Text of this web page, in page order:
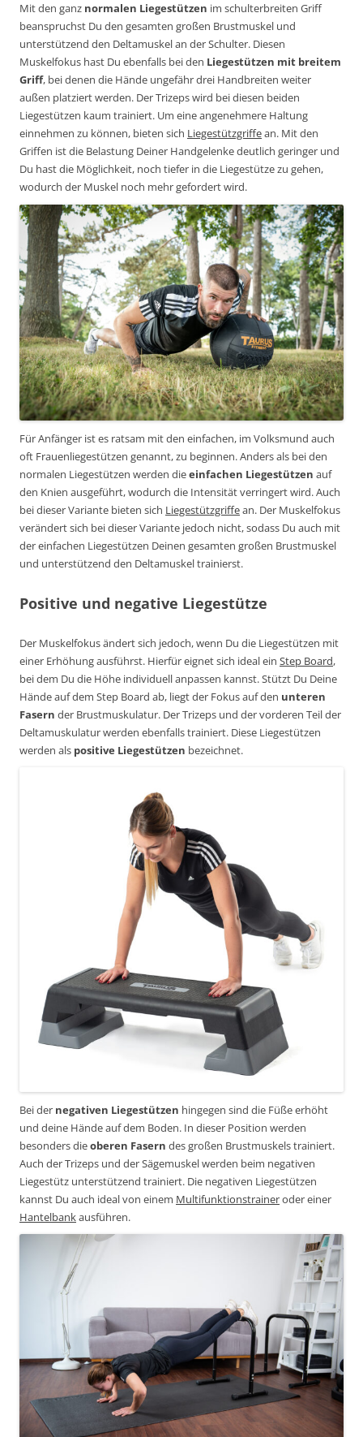
Mit den ganz normalen Liegestützen im schulterbreiten Griff
beanspruchst Du den gesamten großen Brustmuskel und
unterstützend den Deltamuskel an der Schulter. Diesen
Muskelfokus hast Du ebenfalls bei den Liegestützen mit breitem
Griff, bei denen die Hände ungefähr drei Handbreiten weiter
außen platziert werden. Der Trizeps wird bei diesen beiden
Liegestützen kaum trainiert. Um eine angenehmere Haltung
einnehmen zu können, bieten sich Liegestützgriffean. Mit den
Griffen ist die Belastung Deiner Handgelenke deutlich geringer und
Du hast die Möglichkeit, noch tiefer in die Liegestütze zu gehen,
wodurch der Muskel noch mehr gefordert wird.
Für Anfänger ist es ratsam mit den einfachen, im Volksmund auch
oft Frauenliegestützen genannt, zu beginnen. Anders als bei den
normalen Liegestützen werden dieeinfachen Liegestützen auf
den Knien ausgeführt, wodurch die Intensität verringert wird. Auch
bei dieser Variante bieten sich Liegestützgriffean. Der Muskelfokus
verändert sich bei dieser Variante jedoch nicht, sodass Du auch mit
der einfachen Liegestützen Deinen gesamten großen Brustmuskel
und unterstützend den Deltamuskel trainierst.
Positive und negative Liegestütze
Der Muskelfokus ändert sich jedoch, wenn Du die Liegestützen mit
einer Erhöhung ausführst. Hierfür eignet sich ideal ein Step Board,
bei dem Du die Höhe individuell anpassen kannst. Stützt Du Deine
Hände auf dem Step Board ab, liegt der Fokus auf den unteren
Fasern der Brustmuskulatur. Der Trizeps und der vorderen Teil der
Deltamuskulatur werden ebenfalls trainiert. Diese Liegestützen
werden als positive Liegestützen bezeichnet.
Bei der negativen Liegestützen hingegen sind die Füße erhöht
und deine Hände auf dem Boden. In dieser Position werden
besonders dieoberen Fasern des großen Brustmuskels trainiert.
Auch der Trizeps und der Sägemuskel werden beim negativen
Liegestütz unterstützend trainiert. Die negativen Liegestützen
kannst Du auch ideal von einem Multifunktionstraineroder einer
Hantelbankausführen.